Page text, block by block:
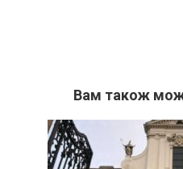
Вам також